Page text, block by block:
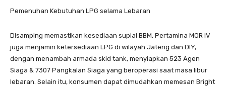
Pemenuhan Kebutuhan LPG selama Lebaran
Disamping memastikan kesediaan suplai BBM, Pertamina MOR IV
juga menjamin ketersediaan LPG di wilayah Jateng dan DIY,
dengan menambah armada skid tank, menyiapkan 523 Agen
Siaga & 7307 Pangkalan Siaga yang beroperasi saat masa libur
lebaran. Selain itu, konsumen dapat dimudahkan memesan Bright